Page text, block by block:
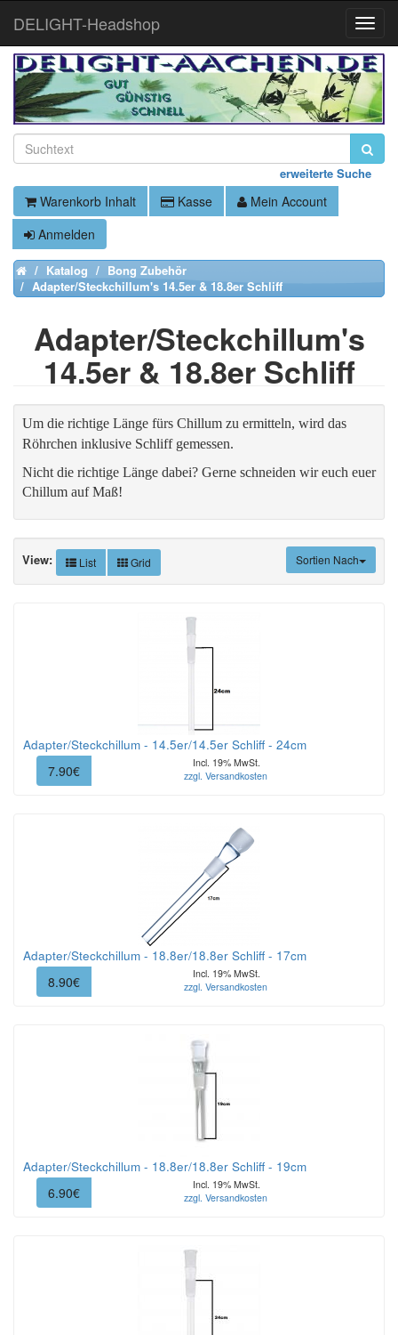
erweiterte Suche
Warenkorb Inhalt Kasse
Mein Account
Anmelden
HomeKatalog
Bong Zubehör
Adapter/Steckchillum's 14.5er & 18.8er Schliff
Adapter/Steckchillum's
14.5er & 18.8er Schliff
Um die richtige Länge fürs Chillum zu ermitteln, wird das
Röhrchen inklusive Schliff gemessen.
Nicht die richtige Länge dabei? Gerne schneiden wir euch euer
Chillum auf Maß!
Sortien Nach
View: List Grid
Adapter/Steckchillum - 14.5er/14.5er Schliff - 24cm
7.90€
Incl. 19% MwSt.
zzgl. Versandkosten
Adapter/Steckchillum - 18.8er/18.8er Schliff - 17cm
8.90€
Incl. 19% MwSt.
zzgl. Versandkosten
Adapter/Steckchillum - 18.8er/18.8er Schliff - 19cm
6.90€
Incl. 19% MwSt.
zzgl. Versandkosten
Toggle
DELIGHT-Headshop